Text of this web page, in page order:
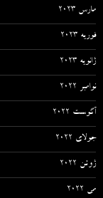
مارس 2023
فوریه 2023
ژانویه 2023
نوامبر 2022
آگوست 2022
جولای 2022
ژوئن 2022
می 2022